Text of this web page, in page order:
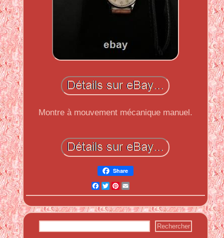
Montre à mouvement mécanique manuel.
Share
Facebook
Twitter
Pinterest
Email